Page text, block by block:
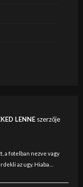
LENNEszerzője
a fotelban nezve vagy
az ugy. Hiaba…